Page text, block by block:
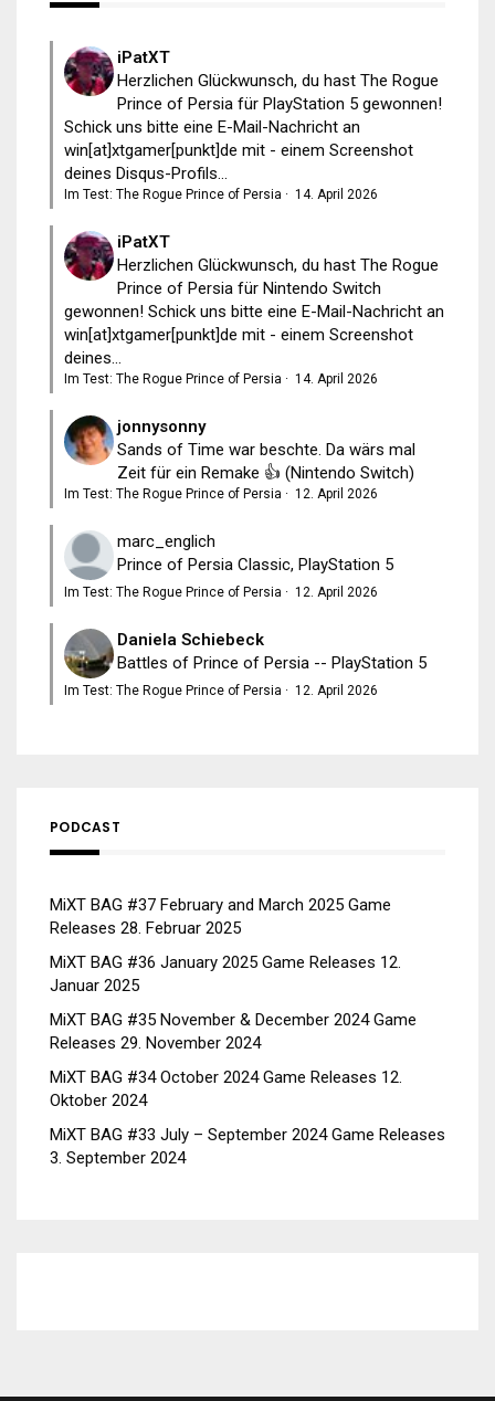
iPatXT
Herzlichen Glückwunsch, du hast The Rogue
Prince of Persia für PlayStation 5 gewonnen!
Schick uns bitte eine E-Mail-Nachricht an
win[at]xtgamer[punkt]de mit - einem Screenshot
deines Disqus-Profils...
Im Test: The Rogue Prince of Persia · 14. April 2026
iPatXT
Herzlichen Glückwunsch, du hast The Rogue
Prince of Persia für Nintendo Switch
gewonnen! Schick uns bitte eine E-Mail-Nachricht an
win[at]xtgamer[punkt]de mit - einem Screenshot
deines...
Im Test: The Rogue Prince of Persia · 14. April 2026
jonnysonny
Sands of Time war beschte. Da wärs mal
Zeit für ein Remake 👍 (Nintendo Switch)
Im Test: The Rogue Prince of Persia · 12. April 2026
marc_englich
Prince of Persia Classic, PlayStation 5
Im Test: The Rogue Prince of Persia · 12. April 2026
Daniela Schiebeck
Battles of Prince of Persia -- PlayStation 5
Im Test: The Rogue Prince of Persia · 12. April 2026
PODCAST
MiXT BAG #37 February and March 2025 Game
Releases 28. Februar 2025
MiXT BAG #36 January 2025 Game Releases 12.
Januar 2025
MiXT BAG #35 November & December 2024 Game
Releases 29. November 2024
MiXT BAG #34 October 2024 Game Releases 12.
Oktober 2024
MiXT BAG #33 July – September 2024 Game Releases
3. September 2024